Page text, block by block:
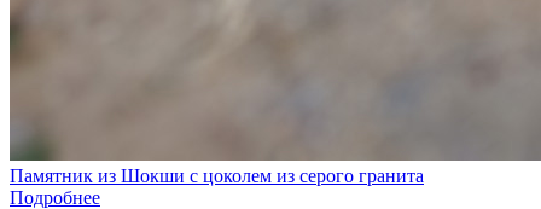
Памятник из Шокши с цоколем из серого гранита
Подробнее